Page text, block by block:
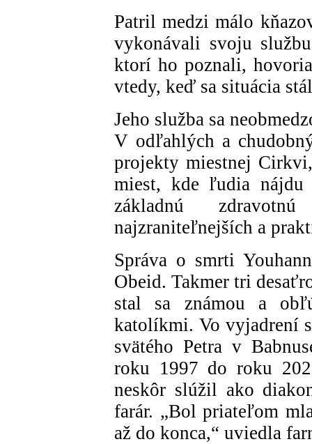
Patril medzi málo
vykonávali svoju
ktorí ho poznali,
vtedy, keď sa situácia
Jeho služba sa
V odľahlých a
projekty miestnej
miest, kde ľudia nájdu
základnú
najzraniteľnejších a
Správa o smrti
Obeid. Takmer tri
stal sa známou a
katolíkmi. Vo vyjadrení
svätého Petra v
roku 1997 do roku
neskôr slúžil ako
farár. „Bol priateľom
až do konca,“ uviedla